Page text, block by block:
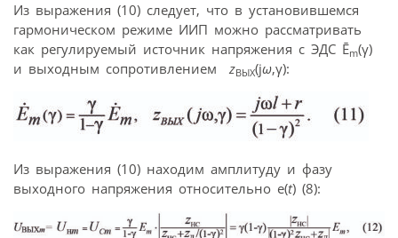
Из выражения (10) следует, что в установившемся
гармоническом режиме ИИП можно рассматривать
как регулируемый источник напряжения с ЭДС Ēm(γ)
и выходным сопротивлением zВЫХ(jω,γ):
Из выражения (10) находим амплитуду и фазу
выходного напряжения относительно e(t) (8):